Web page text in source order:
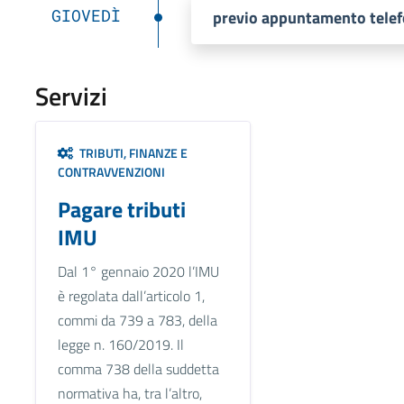
GIOVEDÌ previo appuntamento
Servizi
TRIBUTI, FINANZE E
CONTRAVVENZIONI
Pagare tributi
IMU
Dal 1° gennaio 2020 l’IMU
è regolata dall’articolo 1,
commi da 739 a 783, della
legge n. 160/2019. Il
comma 738 della suddetta
normativa ha, tra l’altro,